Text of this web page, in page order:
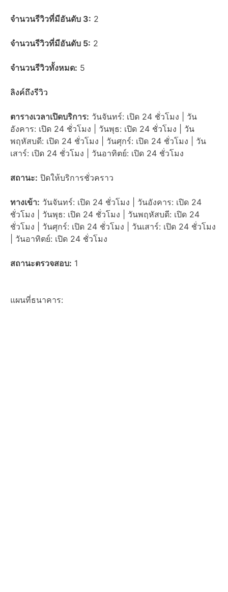
จำนวนรีวิวที่มีอันดับ 3: 2
จำนวนรีวิวที่มีอันดับ 5: 2
จำนวนรีวิวทั้งหมด: 5
ลิงค์ถึงรีวิว
ตารางเวลาเปิดบริการ: วันจันทร์: เปิด 24 ชั่วโมง | วัน
อังคาร: เปิด 24 ชั่วโมง | วันพุธ: เปิด 24 ชั่วโมง | วัน
พฤหัสบดี: เปิด 24 ชั่วโมง | วันศุกร์: เปิด 24 ชั่วโมง | วัน
เสาร์: เปิด 24 ชั่วโมง | วันอาทิตย์: เปิด 24 ชั่วโมง
สถานะ: ปิดให้บริการชั่วคราว
ทางเข้า: วันจันทร์: เปิด 24 ชั่วโมง | วันอังคาร: เปิด 24
ชั่วโมง | วันพุธ: เปิด 24 ชั่วโมง | วันพฤหัสบดี: เปิด 24
ชั่วโมง | วันศุกร์: เปิด 24 ชั่วโมง | วันเสาร์: เปิด 24 ชั่วโมง
| วันอาทิตย์: เปิด 24 ชั่วโมง
สถานะตรวจสอบ: 1
แผนที่ธนาคาร: